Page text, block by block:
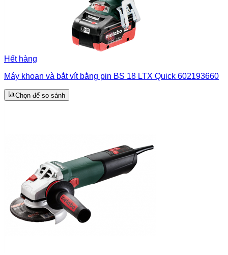
Hết hàng
Máy khoan và bắt vít bằng pin BS 18 LTX Quick 602193660
Chọn để so sánh